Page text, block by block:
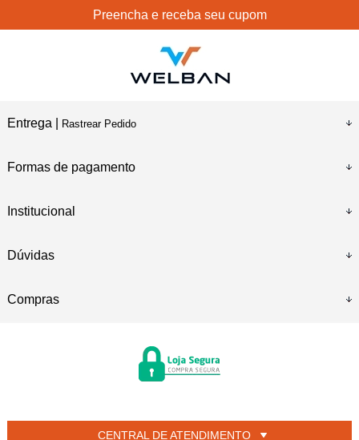
Preencha e receba seu cupom
Entrega | Rastrear Pedido
Formas de pagamento
Institucional
Dúvidas
Compras
CENTRAL DE ATENDIMENTO